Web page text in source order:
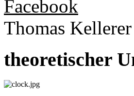
Facebook
Thomas
theoretischer